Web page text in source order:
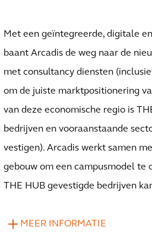
Met een geïntegreerde, digitale
baant Arcadis de weg naar de
met consultancy diensten
om de juiste marktpositionering
van deze economische regio is
bedrijven en vooraanstaande
vestigen). Arcadis werkt samen
gebouw om een campusmodel te
THE HUB gevestigde bedrijven
MEER INFORMATIE